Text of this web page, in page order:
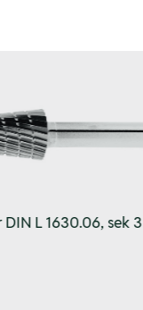
DIN L 1630.06, sek 3